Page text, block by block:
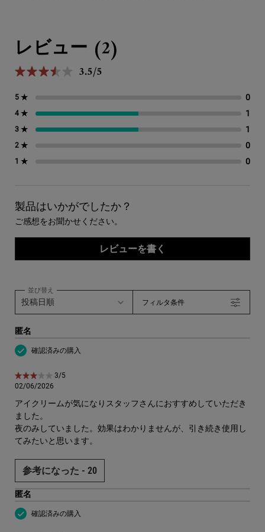
レビュー (2)
5星中3.5。 3.5/5
5 ★ 0
4 ★ 1
3 ★ 1
2 ★ 0
1 ★ 0
製品はいかがでしたか？
ご感想をお聞かせください。
レビューを書く
並び替え
フィルタ条件
匿名
確認済みの購入
5星中3。
3/5
02/06/2026
アイクリームが気になりスタッフさんにおすすめしていただき
ました。
夜のみしていました。効果はわかりませんが、引き続き使用し
てみたいと思います。
参考になった - 20
匿名
確認済みの購入